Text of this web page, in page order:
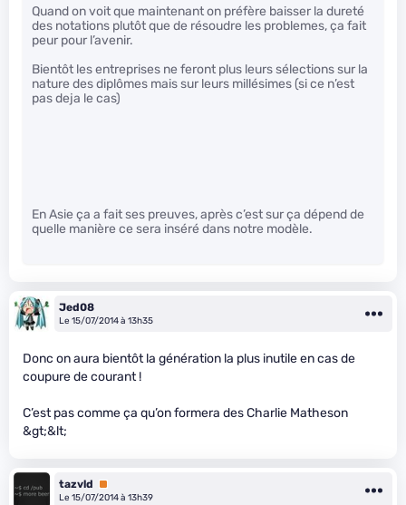
Quand on voit que maintenant on préfère baisser la dureté
des notations plutôt que de résoudre les problemes, ça fait
peur pour l’avenir.
Bientôt les entreprises ne feront plus leurs sélections sur la
nature des diplômes mais sur leurs millésimes (si ce n’est
pas deja le cas)
En Asie ça a fait ses preuves, après c’est sur ça dépend de
quelle manière ce sera inséré dans notre modèle.
Jed08
Le 15/07/2014 à 13h35
Donc on aura bientôt la génération la plus inutile en cas de
coupure de courant !
C’est pas comme ça qu’on formera des Charlie Matheson
&gt;&lt;
tazvld
Premium
Le 15/07/2014 à 13h39